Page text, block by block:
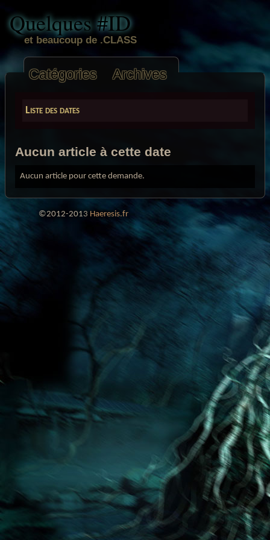
Liste des dates
Aucun article à cette date
Aucun article pour cette demande.
Quelques #ID
et beaucoup de .CLASS
Catégories Archives
©2012-2013 Haeresis.fr